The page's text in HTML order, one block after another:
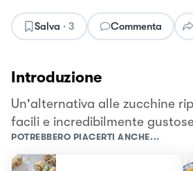
Salva · 3 Commenta
Introduzione
Un'alternativa alle zucchine
facili e incredibilmente
POTREBBERO PIACERTI ANCHE...